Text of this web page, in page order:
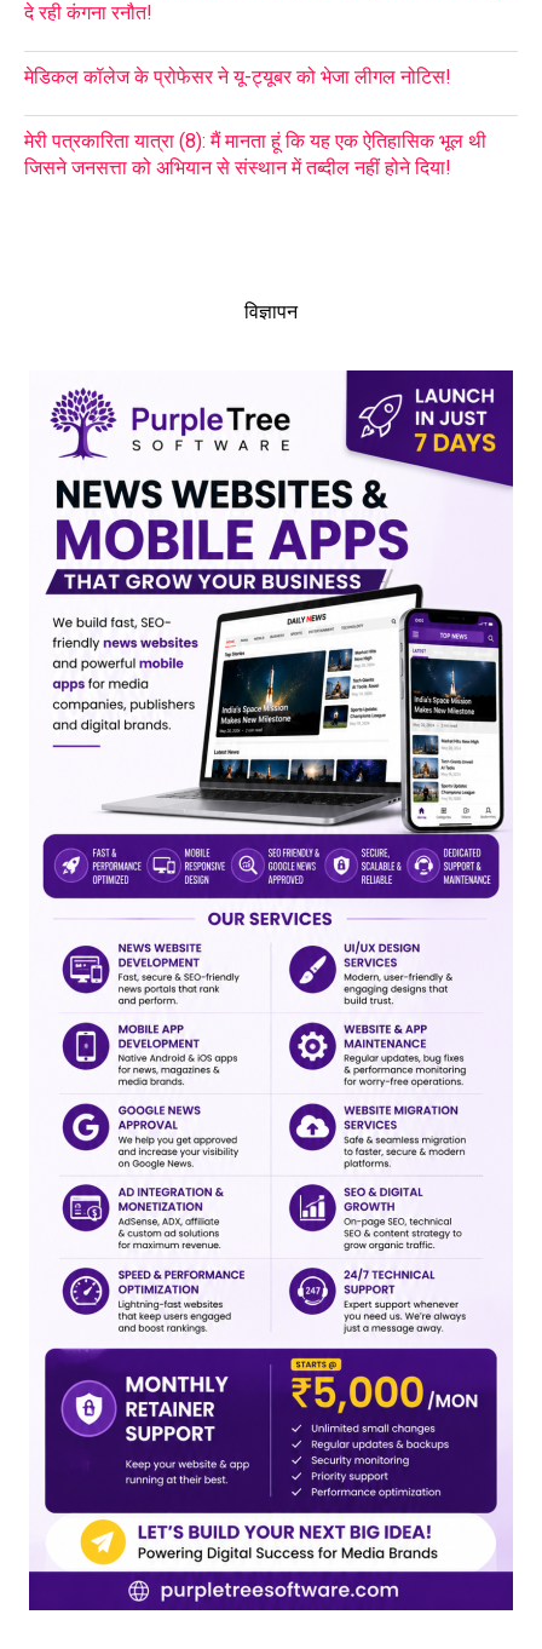
दे रही कंगना रनौत!
मेडिकल कॉलेज के प्रोफेसर ने यू-ट्यूबर को भेजा लीगल नोटिस!
मेरी पत्रकारिता यात्रा (8): मैं मानता हूं कि यह एक ऐतिहासिक भूल थी
जिसने जनसत्ता को अभियान से संस्थान में तब्दील नहीं होने दिया!
विज्ञापन